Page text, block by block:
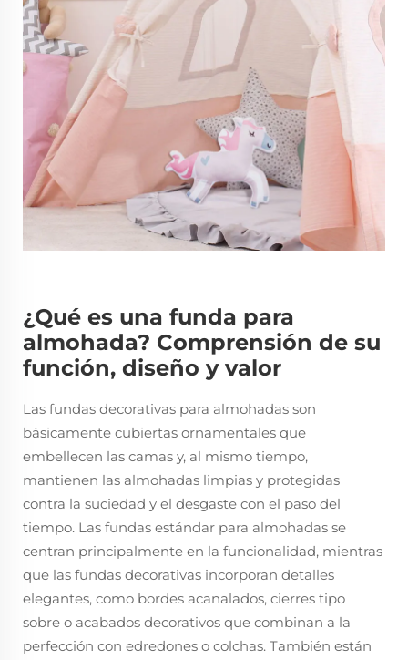
¿Qué es una funda para
almohada? Comprensión de su
función, diseño y valor
Las fundas decorativas para almohadas son
básicamente cubiertas ornamentales que
embellecen las camas y, al mismo tiempo,
mantienen las almohadas limpias y protegidas
contra la suciedad y el desgaste con el paso del
tiempo. Las fundas estándar para almohadas se
centran principalmente en la funcionalidad, mientras
que las fundas decorativas incorporan detalles
elegantes, como bordes acanalados, cierres tipo
sobre o acabados decorativos que combinan a la
perfección con edredones o colchas. También están